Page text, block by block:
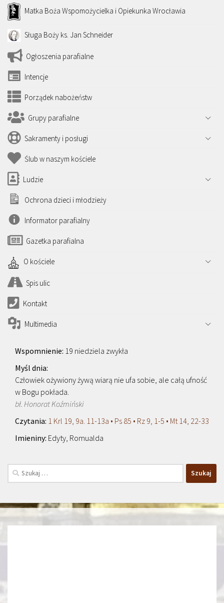
Matka Boża Wspomożycielka i Opiekunka Wrocławia
Sługa Boży ks. Jan Schneider
Ogłoszenia parafialne
Intencje
Porządek nabożeństw
Grupy parafialne
Sakramenty i posługi
Ślub w naszym kościele
Ludzie
Ochrona dzieci i młodzieży
Informator parafialny
Gazetka parafialna
O kościele
Spis ulic
Kontakt
Multimedia
19 niedziela zwykła
Człowiek ożywiony żywą wiarą nie ufa sobie, ale całą ufność
w Bogu pokłada.
bł. Honorat Koźmiński
1 Krl 19, 9a. 11-13a • Ps 85 • Rz 9, 1-5 • Mt 14, 22-33
Edyty, Romualda
Szukaj: